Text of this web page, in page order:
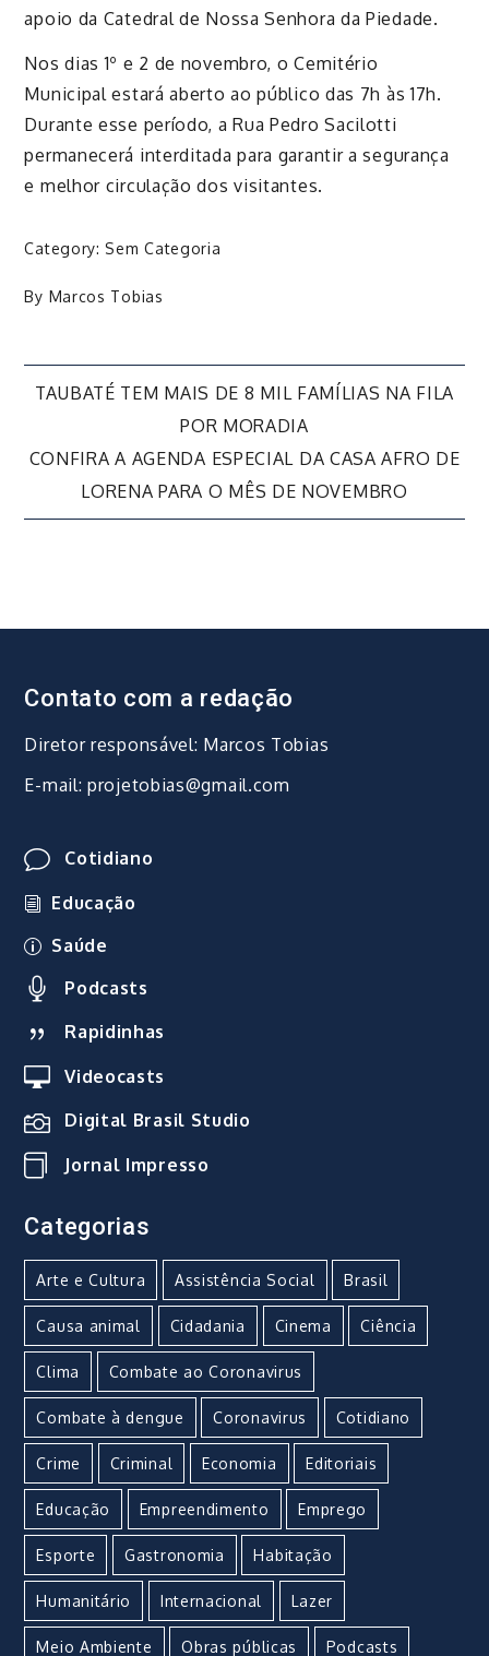
apoio da Catedral de Nossa Senhora da Piedade.
Nos dias 1º e 2 de novembro, o Cemitério
Municipal estará aberto ao público das 7h às 17h.
Durante esse período, a Rua Pedro Sacilotti
permanecerá interditada para garantir a segurança
e melhor circulação dos visitantes.
Category: Sem Categoria
By Marcos Tobias
Navegação
de
Post
TAUBATÉ TEM MAIS DE 8 MIL FAMÍLIAS NA FILA
POR MORADIA
CONFIRA A AGENDA ESPECIAL DA CASA AFRO DE
LORENA PARA O MÊS DE NOVEMBRO
Contato com a redação
Diretor responsável: Marcos Tobias
E-mail: projetobias@gmail.com
Cotidiano
Educação
Saúde
Podcasts
Rapidinhas
Videocasts
Digital Brasil Studio
Jornal Impresso
Categorias
Arte e Cultura Assistência Social Brasil
Causa animal Cidadania Cinema Ciência
Clima Combate ao Coronavirus
Combate à dengue Coronavirus Cotidiano
Crime Criminal Economia Editoriais
Educação Empreendimento Emprego
Esporte Gastronomia Habitação
Humanitário Internacional Lazer
Meio Ambiente Obras públicas Podcasts